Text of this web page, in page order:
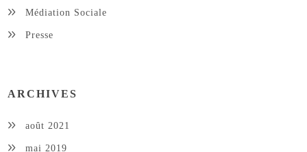
Médiation Sociale
Presse
ARCHIVES
août 2021
mai 2019